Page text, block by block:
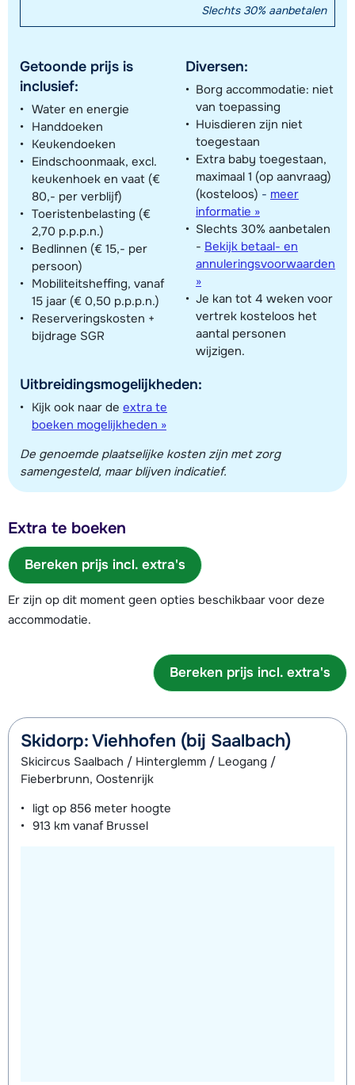
Slechts 30% aanbetalen
Getoonde prijs is
inclusief:
Water en energie
Handdoeken
Keukendoeken
Eindschoonmaak, excl.
keukenhoek en vaat (€
80,- per verblijf)
Toeristenbelasting (€
2,70 p.p.p.n.)
Bedlinnen (€ 15,- per
persoon)
Mobiliteitsheffing, vanaf
15 jaar (€ 0,50 p.p.p.n.)
Reserveringskosten +
bijdrage SGR
Uitbreidingsmogelijkheden:
Kijk ook naar de extra te
boeken mogelijkheden »
Diversen:
Borg accommodatie: niet
van toepassing
Huisdieren zijn niet
toegestaan
Extra baby toegestaan,
maximaal 1 (op aanvraag)
(kosteloos) - meer
informatie »
Slechts 30% aanbetalen
- Bekijk betaal- en
annuleringsvoorwaarden
»
Je kan tot 4 weken voor
vertrek kosteloos het
aantal personen
wijzigen.
De genoemde plaatselijke kosten zijn met zorg
samengesteld, maar blijven indicatief.
Extra te boeken
Bereken prijs incl. extra's
Er zijn op dit moment geen opties beschikbaar voor deze
accommodatie.
Bereken prijs incl. extra's
Skidorp: Viehhofen (bij Saalbach)
Skicircus Saalbach / Hinterglemm / Leogang /
Fieberbrunn, Oostenrijk
ligt op 856 meter hoogte
913 km vanaf Brussel